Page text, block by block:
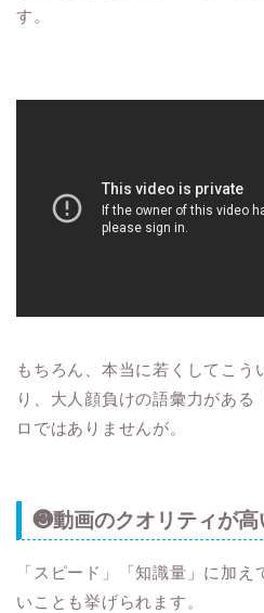
す。
もちろん、本当に若くしてこう
り、大人顔負けの語彙力がある
ロではありませんが。
❸動画のクオリティが高
「スピード」「知識量」に加
いことも挙げられます。